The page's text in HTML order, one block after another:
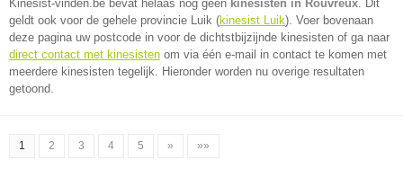
Kinesist-vinden.be bevat helaas nog geen kinesisten in Rouvreux. Dit
geldt ook voor de gehele provincie Luik (kinesist Luik). Voer bovenaan
deze pagina uw postcode in voor de dichtstbijzijnde kinesisten of ga naar
direct contact met kinesisten om via één e-mail in contact te komen met
meerdere kinesisten tegelijk. Hieronder worden nu overige resultaten
getoond.
1 2 3 4 5 » »»